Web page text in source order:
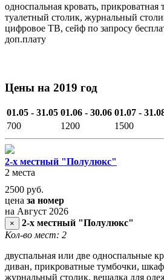
односпальная кровать,
туалетный столик, журнальный
цифровое ТВ, сейф по запросу
доп.плату
Цены на 2019 год
01.05 - 31.05 01.06 - 30.06 01.07 -
700
1200 1500
2-х местный "Полулюкс"
2 места
2500 руб.
цена за номер
на Август 2026
×
2-х местный "Полулюкс"
Кол-во мест: 2
двуспальная или две односпальные
диван, прикроватные тумбочки,
журнальный столик, вешалка для